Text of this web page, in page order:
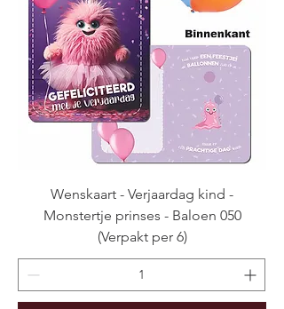
Wenskaart - Verjaardag kind -
Monstertje prinses - Baloen 050
(Verpakt per 6)